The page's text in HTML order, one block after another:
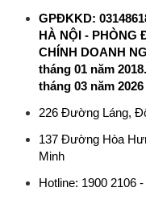
GPĐKKD:
HÀ NỘI - PHÒNG
CHÍNH DOANH
tháng 01 năm
tháng 03 năm 2026
226 Đường Láng,
137 Đường Hòa
Minh
Hotline: 1900 2106